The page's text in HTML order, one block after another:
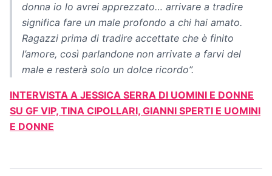
donna io lo avrei apprezzato… arrivare a tradire
significa fare un male profondo a chi hai amato.
Ragazzi prima di tradire accettate che è finito
l’amore, così parlandone non arrivate a farvi del
male e resterà solo un dolce ricordo”.
INTERVISTA A JESSICA SERRA DI UOMINI E DONNE
SU GF VIP, TINA CIPOLLARI, GIANNI SPERTI E UOMINI
E DONNE